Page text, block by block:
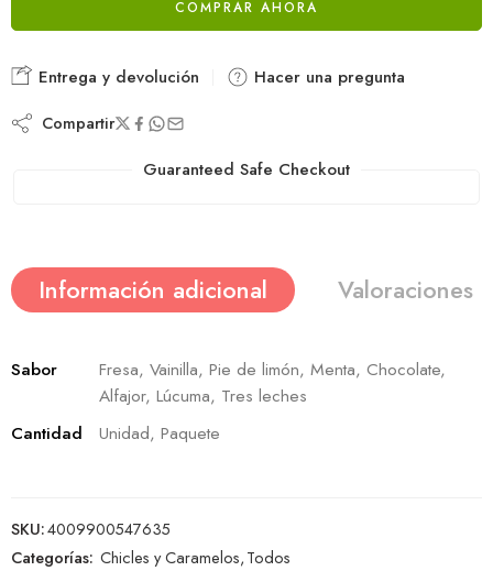
COMPRAR AHORA
Entrega y devolución Hacer una pregunta
Compartir
Guaranteed Safe Checkout
Información adicional Valoraciones
Sabor
Fresa, Vainilla, Pie de limón, Menta, Chocolate,
Alfajor, Lúcuma, Tres leches
Cantidad
Unidad, Paquete
SKU:4009900547635
Categorías: Chicles y Caramelos,Todos